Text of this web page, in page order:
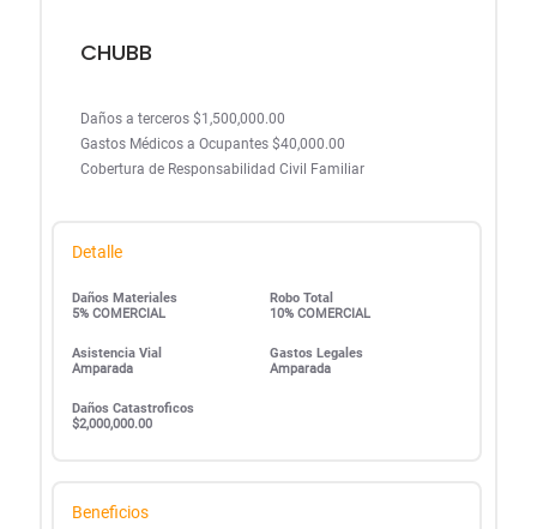
CHUBB
Daños a terceros $1,500,000.00
Gastos Médicos a Ocupantes $40,000.00
Cobertura de Responsabilidad Civil Familiar
Detalle
Daños Materiales
5% COMERCIAL
Robo Total
10% COMERCIAL
Asistencia Vial
Amparada
Gastos Legales
Amparada
Daños Catastroficos
$2,000,000.00
Beneficios